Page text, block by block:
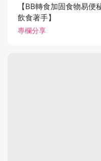
專欄分享
【BB轉食加固食物易
飲食著手】